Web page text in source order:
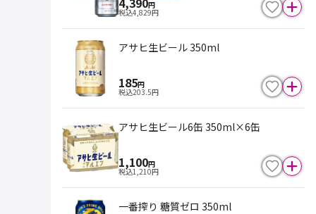
円
税込4,829円
アサヒ生ビール 350ml
185円
税込203.5円
アサヒ生ビール6缶 350ml×6缶
1,100円
税込1,210円
一番搾り 糖質ゼロ 350ml